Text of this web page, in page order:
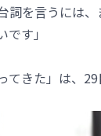
を言うには、
す」
きた」は、29